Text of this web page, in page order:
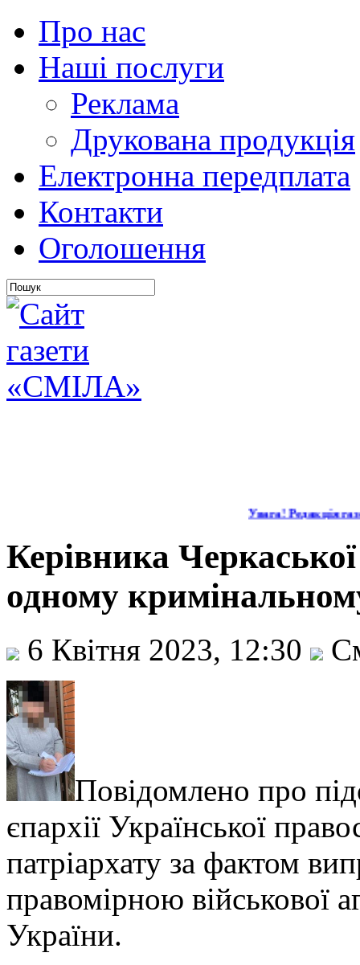
Про нас
Наші послуги
Реклама
Друкована продукція
Електронна передплата
Контакти
Оголошення
Увага! Редакція
Керівника
одному
6 Квітня 2023, 12:30
Повідомлено про
єпархії Української
патріархату за фактом
правомірною військової
України.